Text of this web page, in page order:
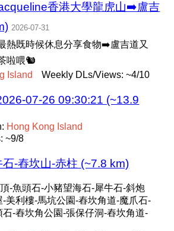
香港大學龍虎山➡️盧吉
2026-07-31
既時候休息分享食物➡️盧吉道又
啦喂🐿️
Island Weekly DLs/Views: ~4/10
07-26 09:30:21 (~13.9
Hong Kong Island
~9/8
石-舂坎山-赤柱 (~7.8 km)
-魚頭石-小豬望海石-犀牛石-斜炮
美利樓-馬坑公園-舂坎角道-魔爪石-
-舂坎角公園-張保仔洞-舂坎角道-